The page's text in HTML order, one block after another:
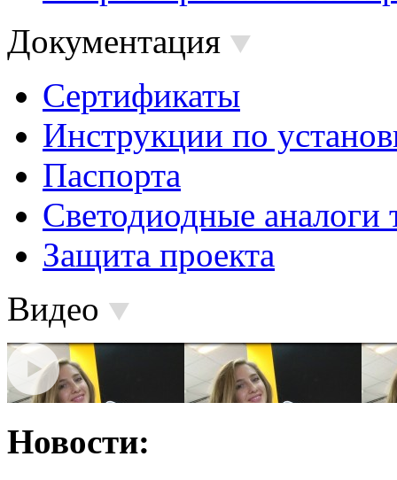
Документация
Сертификаты
Инструкции по
Паспорта
Светодиодные аналоги
Защита проекта
Видео
Новости: